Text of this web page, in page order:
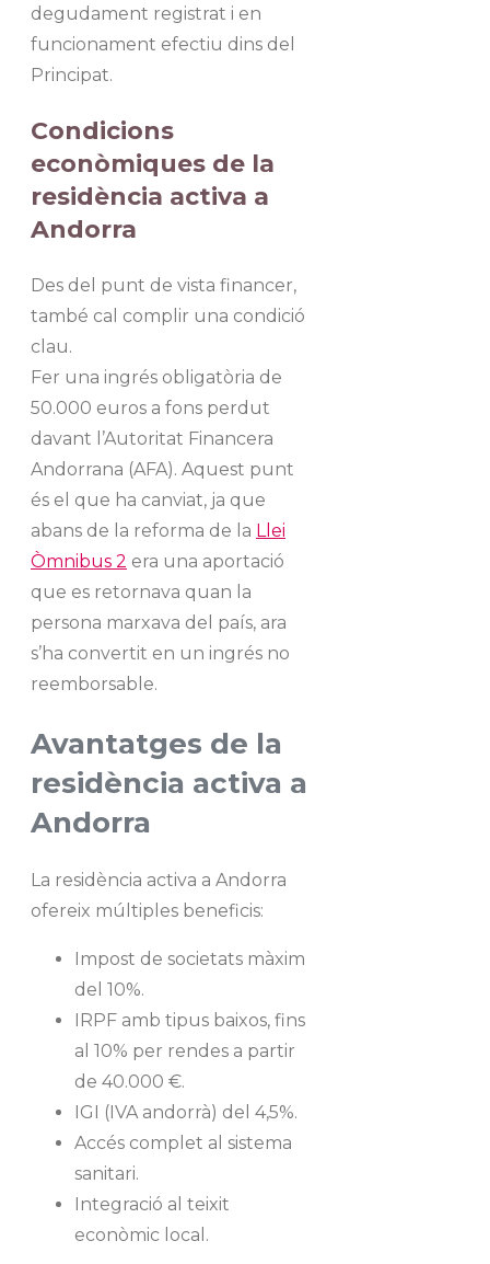
degudament registrat i en
funcionament efectiu dins del
Principat.
Condicions
econòmiques de la
residència activa a
Andorra
Des del punt de vista financer,
també cal complir una condició
clau.
Fer una ingrés obligatòria de
50.000 euros a fons perdut
davant l’Autoritat Financera
Andorrana (AFA). Aquest punt
és el que ha canviat, ja que
abans de la reforma de la Llei
Òmnibus 2 era una aportació
que es retornava quan la
persona marxava del país, ara
s’ha convertit en un ingrés no
reemborsable.
Avantatges de la
residència activa a
Andorra
La residència activa a Andorra
ofereix múltiples beneficis:
Impost de societats màxim
del 10%.
IRPF amb tipus baixos, fins
al 10% per rendes a partir
de 40.000 €.
IGI (IVA andorrà) del 4,5%.
Accés complet al sistema
sanitari.
Integració al teixit
econòmic local.